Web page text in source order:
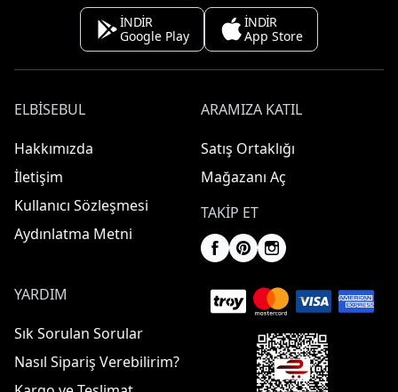
İNDİR
Google Play
İNDİR
App Store
ELBISEBUL
Hakkımızda
İletişim
Kullanıcı Sözleşmesi
Aydınlatma Metni
ARAMIZA KATIL
Satış Ortaklığı
Mağazanı Aç
TAKIP ET
YARDIM
Sık Sorulan Sorular
Nasıl Sipariş Verebilirim?